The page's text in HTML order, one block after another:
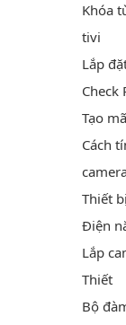
Khóa
tivi
Lắp
Check
Tạo
Cách
Thiết
Điện
Lắp
Thiết
Bộ